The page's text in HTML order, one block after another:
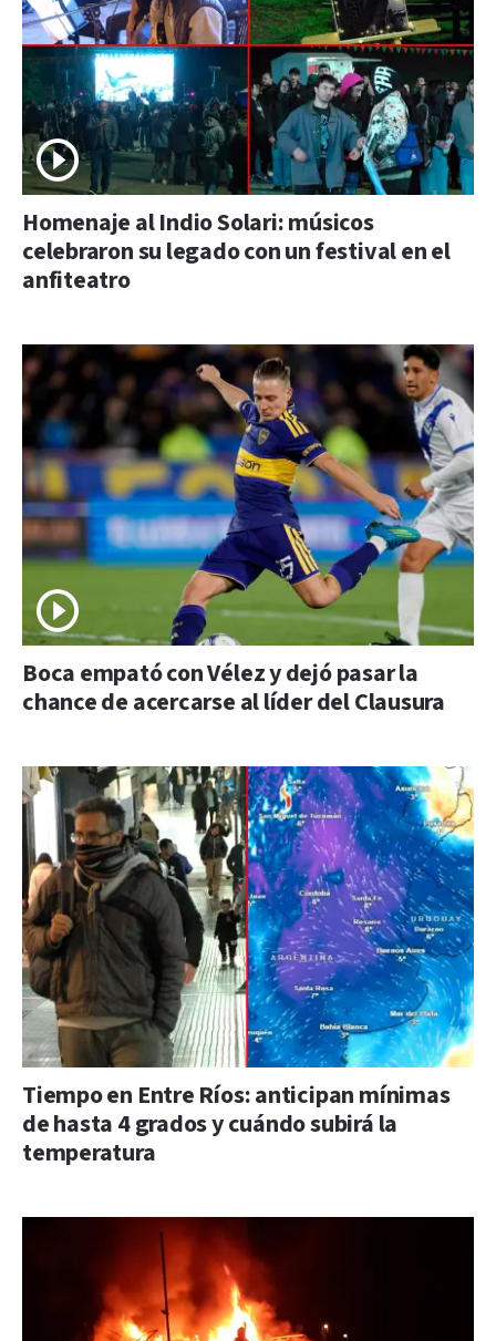
Homenaje al Indio Solari: músicos
celebraron su legado con un festival en el
anfiteatro
Boca empató con Vélez y dejó pasar la
chance de acercarse al líder del Clausura
Tiempo en Entre Ríos: anticipan mínimas
de hasta 4 grados y cuándo subirá la
temperatura